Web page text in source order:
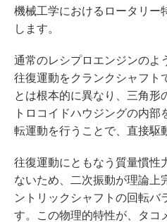
機械工学におけるロータリー
します。
通常のレシプロエンジンのよ
往復運動をクランクシャフト
とは根本的に異なり、三角形
トロコイドハウジングの内部
転運動を行うことで、直接駆
往復運動にともなう質量慣性
ないため、二次振動が理論上
ントリックシャフトの回転バ
す。この物理的特性が、タコ